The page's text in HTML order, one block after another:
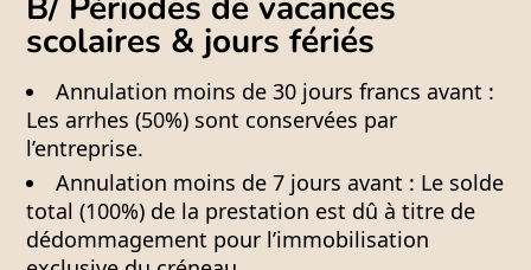
scolaires & jours fériés
Annulation moins de30 jours francs avant :
Les arrhes (50%) sont conservées par
l’entreprise.
Annulation moins de7 jours avant : Le solde
total (100%) de la prestation est dû à titre de
dédommagement pour l’immobilisation